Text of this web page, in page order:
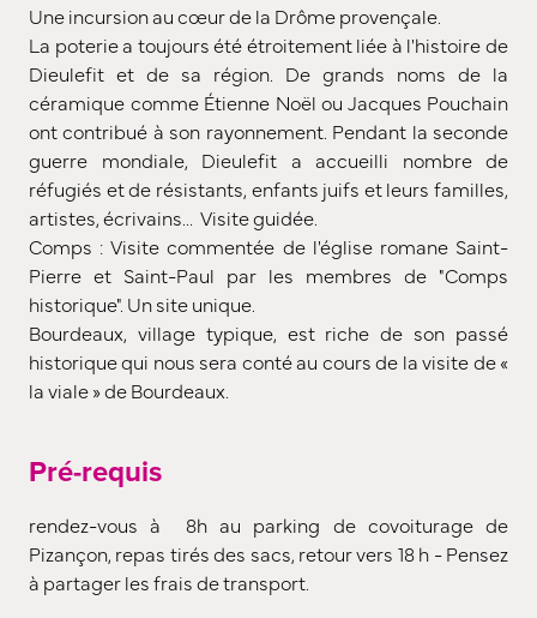
Une incursion au cœur de la Drôme provençale.
La poterie a toujours été étroitement liée à l'histoire de
Dieulefit et de sa région. De grands noms de la
céramique comme Étienne Noël ou Jacques Pouchain
ont contribué à son rayonnement. Pendant la seconde
guerre mondiale, Dieulefit a accueilli nombre de
réfugiés et de résistants, enfants juifs et leurs familles,
artistes, écrivains... Visite guidée.
Comps : Visite commentée de l'église romane Saint-
Pierre et Saint-Paul par les membres de "Comps
historique". Un site unique.
Bourdeaux, village typique, est riche de son passé
historique qui nous sera conté au cours de la visite de «
la viale » de Bourdeaux.
Pré-requis
rendez-vous à 8h au parking de covoiturage de
Pizançon, repas tirés des sacs, retour vers 18 h - Pensez
à partager les frais de transport.